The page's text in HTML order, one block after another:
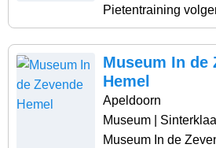
Pietentraining
Museum In de
Hemel
Apeldoorn
Museum |
Museum In de